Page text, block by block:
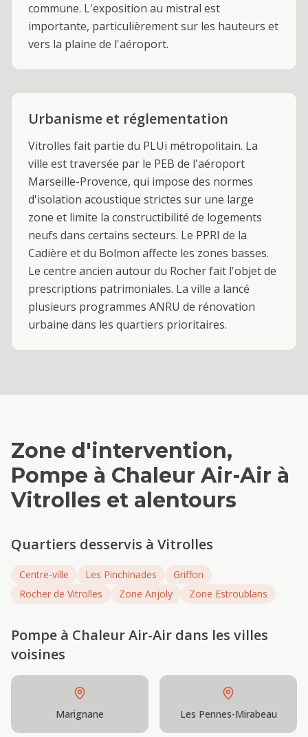
commune. L'exposition au mistral est
importante, particulièrement sur les hauteurs et
vers la plaine de l'aéroport.
Urbanisme et réglementation
Vitrolles fait partie du PLUi métropolitain. La
ville est traversée par le PEB de l'aéroport
Marseille-Provence, qui impose des normes
d'isolation acoustique strictes sur une large
zone et limite la constructibilité de logements
neufs dans certains secteurs. Le PPRI de la
Cadière et du Bolmon affecte les zones basses.
Le centre ancien autour du Rocher fait l'objet de
prescriptions patrimoniales. La ville a lancé
plusieurs programmes ANRU de rénovation
urbaine dans les quartiers prioritaires.
Zone d'intervention,
Pompe à Chaleur Air-Air à
Vitrolles et alentours
Quartiers desservis à Vitrolles
Centre-ville Les Pinchinades
Griffon
Rocher de Vitrolles
Zone Anjoly Zone Estroublans
Pompe à Chaleur Air-Air dans les villes
voisines
Marignane Les Pennes-Mirabeau